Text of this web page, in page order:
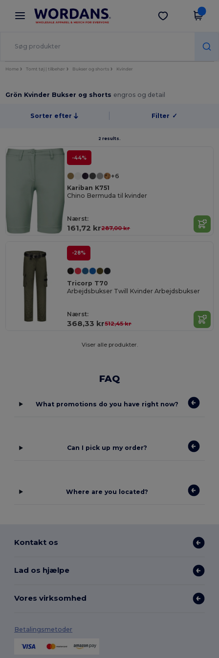
× Wordans-app
Bedre priser i appen!
Hent app
Home Tomt tøj | tilbehør Bukser og shorts Kvinder
Grön Kvinder Bukser og shorts engros og detail
Sorter efter Filter ✓
2 results.
-44%
+6
Kariban K751
Chino Bermuda til kvinder
Nærst:
161,72 kr287,00 kr
-28%
Tricorp T70
Arbejdsbukser Twill Kvinder Arbejdsbukser
Nærst:
368,33 kr512,45 kr
Viser alle produkter.
FAQ
What promotions do you have right now?
Can I pick up my order?
Where are you located?
Kontakt os
Lad os hjælpe
Vores virksomhed
Betalingsmetoder